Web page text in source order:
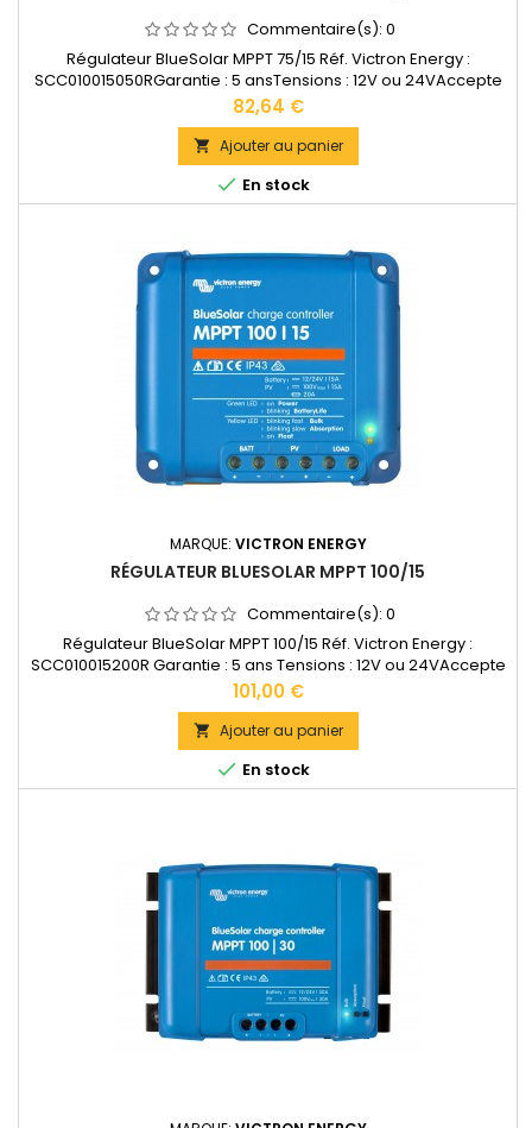
Commentaire(s): 0
Régulateur BlueSolar MPPT 75/15 Réf. Victron Energy :
SCC010015050RGarantie : 5 ansTensions : 12V ou 24VAccepte
en 12V jusqu'à 220W de panneaux solaires. Accepte en 24V
jusqu'à 440W de panneaux solaires.Bornes de puissance: 6
mm2Dimensions : 100 x 113 x 40 mmPoids :
0,5kgDocumentation technique disponible dans les...
Prix
82,64 €
 Ajouter au panier
 En stock
MARQUE: VICTRON ENERGY
RÉGULATEUR BLUESOLAR MPPT 100/15
Commentaire(s): 0
Régulateur BlueSolar MPPT 100/15 Réf. Victron Energy :
SCC010015200R Garantie : 5 ans Tensions : 12V ou 24VAccepte
en 12V jusqu'à 145W de panneaux solaires. Accepte en 24V
jusqu'à 440W de panneaux solaires.Bornes de puissance: 6
mm2 Dimensions : 100 x 113 x 50 mm Poids : 0,6kg
Documentation technique disponible dans les "DOCUMENTS
JOINTS".
Prix
101,00 €
 Ajouter au panier
 En stock